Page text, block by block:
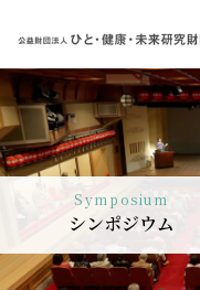
Symposium
シンポジウム